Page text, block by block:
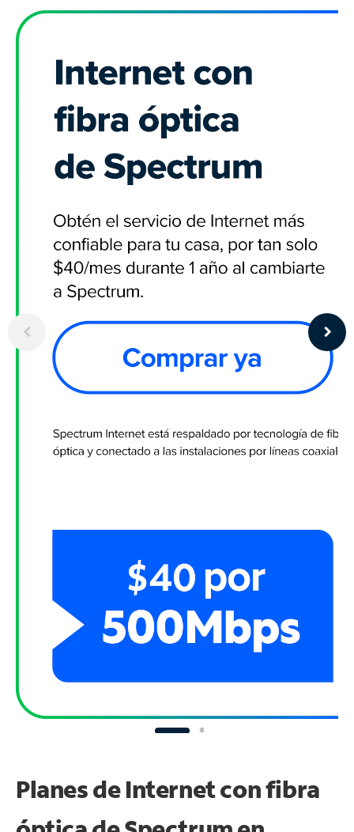
Planes de Internet con fibra